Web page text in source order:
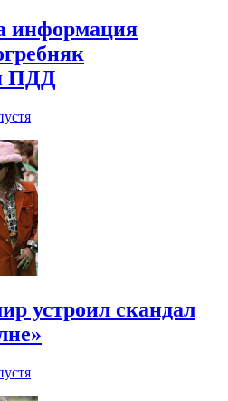
информация
ПДД
устроил скандал